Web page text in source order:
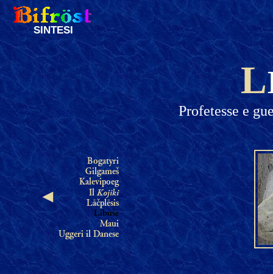
SINTESI
L
Profetesse e
◄
Bogatyri
Gilgameš
Kalevipoeg
IlKojiki
Lāčplēsis
Libuše
Maui
Uggeri il Danese